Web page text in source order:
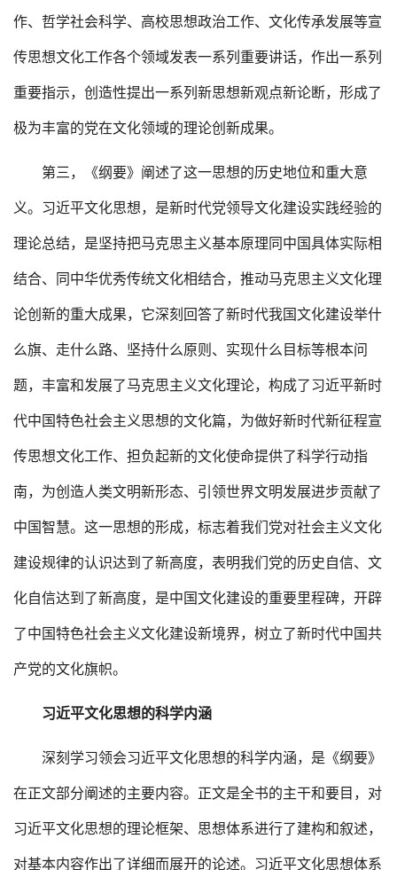
作、哲学社会科学、高校思想政治工作、文化传承发展等宣
传思想文化工作各个领域发表一系列重要讲话，作出一系列
重要指示，创造性提出一系列新思想新观点新论断，形成了
极为丰富的党在文化领域的理论创新成果。
第三，《纲要》阐述了这一思想的历史地位和重大意
义。习近平文化思想，是新时代党领导文化建设实践经验的
理论总结，是坚持把马克思主义基本原理同中国具体实际相
结合、同中华优秀传统文化相结合，推动马克思主义文化理
论创新的重大成果，它深刻回答了新时代我国文化建设举什
么旗、走什么路、坚持什么原则、实现什么目标等根本问
题，丰富和发展了马克思主义文化理论，构成了习近平新时
代中国特色社会主义思想的文化篇，为做好新时代新征程宣
传思想文化工作、担负起新的文化使命提供了科学行动指
南，为创造人类文明新形态、引领世界文明发展进步贡献了
中国智慧。这一思想的形成，标志着我们党对社会主义文化
建设规律的认识达到了新高度，表明我们党的历史自信、文
化自信达到了新高度，是中国文化建设的重要里程碑，开辟
了中国特色社会主义文化建设新境界，树立了新时代中国共
产党的文化旗帜。
习近平文化思想的科学内涵
深刻学习领会习近平文化思想的科学内涵，是《纲要》
在正文部分阐述的主要内容。正文是全书的主干和要目，对
习近平文化思想的理论框架、思想体系进行了建构和叙述，
对基本内容作出了详细而展开的论述。习近平文化思想体系